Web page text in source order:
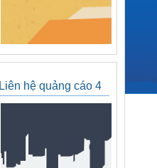
Liên hệ quảng cáo 4